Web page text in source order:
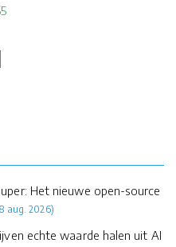
Het nieuwe open-source
aug. 2026)
echte waarde halen uit AI